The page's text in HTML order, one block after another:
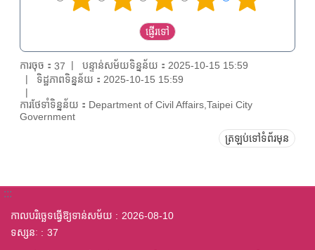
ការចុច： 37
បន្ទាន់សម័យទិន្នន័យ：2025-10-15 15:59
ទិដ្ឋភាពទិន្នន័យ：2025-10-15 15:59
ការថែទាំទិន្នន័យ：Department of Civil Affairs,Taipei City
Government
ត្រឡប់ទៅទំព័រមុន
:::
កាលបរិច្ឆេទធ្វើឱ្យទាន់សម័យ
2026-08-10
ទស្សនៈ
37